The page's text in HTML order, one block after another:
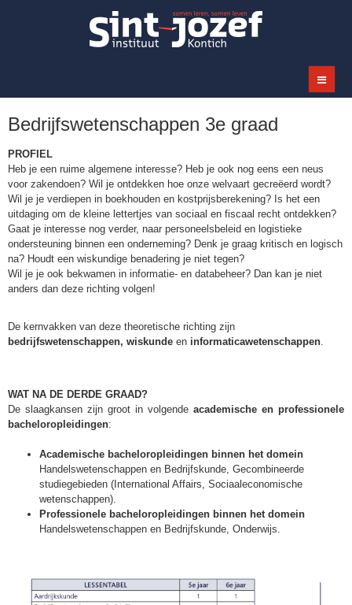
Bedrijfswetenschappen 3e graad
PROFIEL
Heb je een ruime algemene interesse? Heb je ook nog eens een neus
voor zakendoen? Wil je ontdekken hoe onze welvaart gecreëerd wordt?
Wil je je verdiepen in boekhouden en kostprijsberekening? Is het een
uitdaging om de kleine lettertjes van sociaal en fiscaal recht ontdekken?
Gaat je interesse nog verder, naar personeelsbeleid en logistieke
ondersteuning binnen een onderneming? Denk je graag kritisch en logisch
na? Houdt een wiskundige benadering je niet tegen?
Wil je je ook bekwamen in informatie- en databeheer? Dan kan je niet
anders dan deze richting volgen!
De kernvakken van deze theoretische richting zijn
bedrijfswetenschappen, wiskunde en informaticawetenschappen.
WAT NA DE DERDE GRAAD?
De slaagkansen zijn groot in volgende academische en professionele
bacheloropleidingen:
Academische bacheloropleidingen binnen het domein
Handelswetenschappen en Bedrijfskunde, Gecombineerde
studiegebieden (International Affairs, Sociaaleconomische
wetenschappen).
Professionele bacheloropleidingen binnen het domein
Handelswetenschappen en Bedrijfskunde, Onderwijs.